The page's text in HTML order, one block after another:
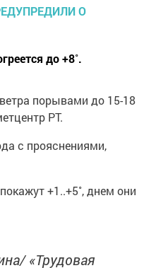
до +8˚.
порывами до 15-18
РТ.
с прояснениями,
+1..+5˚, днем они
«Трудовая